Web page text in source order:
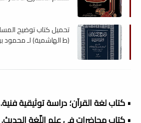
تحميل كتاب توضيح
(ط الهاشمية) لـ محمود
• كتاب لغة القرآن؛ دراسة توثيقية فنية.